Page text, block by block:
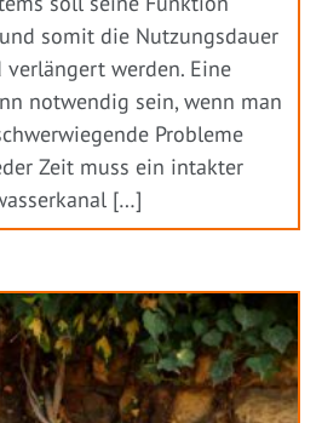
somit die Nutzungsdauer
verlängert werden. Eine
notwendig sein, wenn man
Probleme
Zeit muss ein intakter
[…]